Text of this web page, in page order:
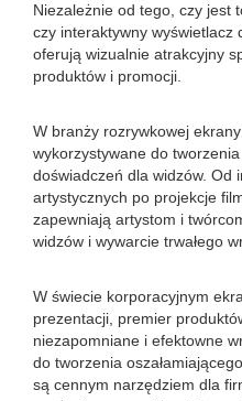
Niezależnie od tego, czy jest
czy interaktywny wyświetlacz
oferują wizualnie atrakcyjny
produktów i promocji.
W branży rozrywkowej
wykorzystywane do
doświadczeń dla widzów. Od
artystycznych po projekcje
zapewniają artystom i
widzów i wywarcie trwałego
W świecie korporacyjnym
prezentacji, premier
niezapomniane i efektowne
do tworzenia
​​są cennym narzędziem dla